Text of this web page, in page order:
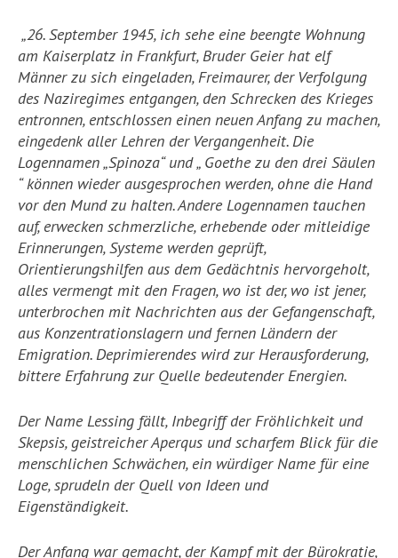
„26. September 1945, ich sehe eine beengte Wohnung
am Kaiserplatz in Frankfurt, Bruder Geier hat elf
Männer zu sich eingeladen, Freimaurer, der Verfolgung
des Naziregimes entgangen, den Schrecken des Krieges
entronnen, entschlossen einen neuen Anfang zu machen,
eingedenk aller Lehren der Vergangenheit. Die
Logennamen „Spinoza“ und „ Goethe zu den drei Säulen
“ können wieder ausgesprochen werden, ohne die Hand
vor den Mund zu halten. Andere Logennamen tauchen
auf, erwecken schmerzliche, erhebende oder mitleidige
Erinnerungen, Systeme werden geprüft,
Orientierungshilfen aus dem Gedächtnis hervorgeholt,
alles vermengt mit den Fragen, wo ist der, wo ist jener,
unterbrochen mit Nachrichten aus der Gefangenschaft,
aus Konzentrationslagern und fernen Ländern der
Emigration. Deprimierendes wird zur Herausforderung,
bittere Erfahrung zur Quelle bedeutender Energien.
Der Name Lessing fällt, Inbegriff der Fröhlichkeit und
Skepsis, geistreicher Aperqus und scharfem Blick für die
menschlichen Schwächen, ein würdiger Name für eine
Loge, sprudeln der Quell von Ideen und
Eigenständigkeit.
Der Anfang war gemacht, der Kampf mit der Bürokratie,